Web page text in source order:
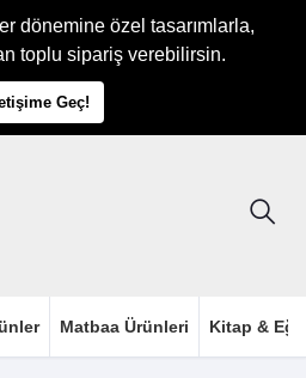
dönemine özel tasarımlarla,
toplu sipariş verebilirsin.
Geç!
Matbaa Ürünleri Kitap &